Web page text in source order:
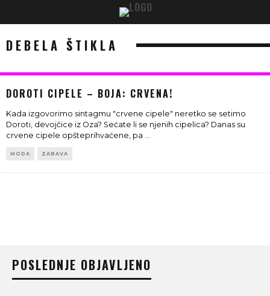
DEBELA ŠTIKLA
DOROTI CIPELE – BOJA: CRVENA!
Kada izgovorimo sintagmu "crvene cipele" neretko se setimo
Doroti, devojčice iz Oza? Sećate li se njenih cipelica? Danas su
crvene cipele opšteprihvaćene, pa ...
MODA ZABAVA
POSLEDNJE OBJAVLJENO